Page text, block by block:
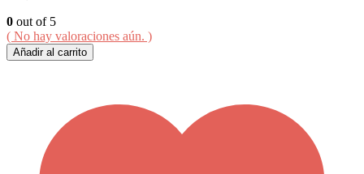
0 out of 5
( No hay valoraciones aún. )
Añadir al carrito